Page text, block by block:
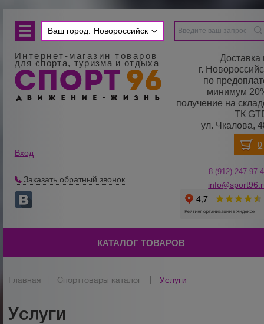
Ваш город: Новороссийск
Интернет-магазин товаров
для спорта, туризма и отдыха
Доставка
г.
по
минимум
получение на
ТК
ул. Чкалова,
Вход
Заказать обратный звонок
8 (912) 247-97-
КАТАЛОГ ТОВАРОВ
Главная Спорттовары каталог Услуги
Услуги